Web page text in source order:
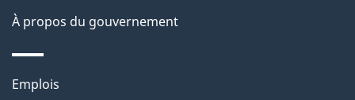
g
e
À propos du gouvernement
Thèmes
Emplois